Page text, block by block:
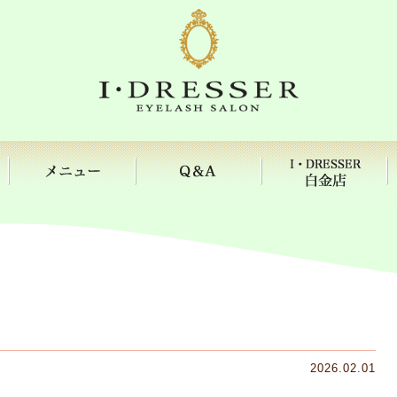
2026.02.01